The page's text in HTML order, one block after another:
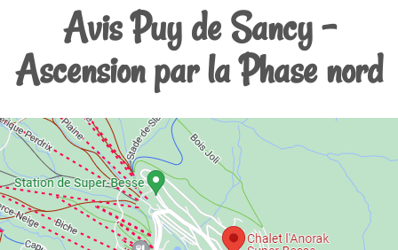
Avis Puy de Sancy -
Ascension par la Phase nord